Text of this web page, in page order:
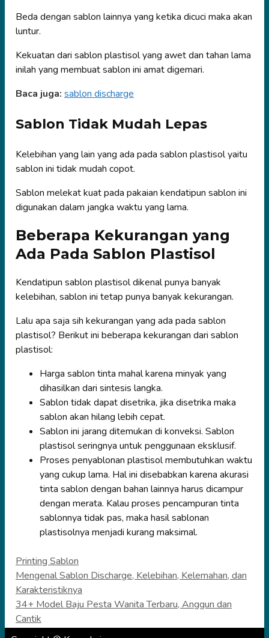
Beda dengan sablon lainnya yang ketika dicuci maka akan
luntur.
Kekuatan dari sablon plastisol yang awet dan tahan lama
inilah yang membuat sablon ini amat digemari.
Baca juga: sablon discharge
Sablon Tidak Mudah Lepas
Kelebihan yang lain yang ada pada sablon plastisol yaitu
sablon ini tidak mudah copot.
Sablon melekat kuat pada pakaian kendatipun sablon ini
digunakan dalam jangka waktu yang lama.
Beberapa Kekurangan yang
Ada Pada Sablon Plastisol
Kendatipun sablon plastisol dikenal punya banyak
kelebihan, sablon ini tetap punya banyak kekurangan.
Lalu apa saja sih kekurangan yang ada pada sablon
plastisol? Berikut ini beberapa kekurangan dari sablon
plastisol:
Harga sablon tinta mahal karena minyak yang
dihasilkan dari sintesis langka.
Sablon tidak dapat disetrika, jika disetrika maka
sablon akan hilang lebih cepat.
Sablon ini jarang ditemukan di konveksi. Sablon
plastisol seringnya untuk penggunaan eksklusif.
Proses penyablonan plastisol membutuhkan waktu
yang cukup lama. Hal ini disebabkan karena akurasi
tinta sablon dengan bahan lainnya harus dicampur
dengan merata. Kalau proses pencampuran tinta
sablonnya tidak pas, maka hasil sablonan
plastisolnya menjadi kurang maksimal.
Categories
Printing Sablon
Mengenal Sablon Discharge, Kelebihan, Kelemahan, dan
Karakteristiknya
34+ Model Baju Pesta Wanita Terbaru, Anggun dan
Cantik